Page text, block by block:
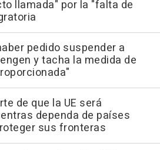
llamada" por la "falta de
pedido suspender a
y tacha la medida de
de que la UE será
dependa de países
sus fronteras